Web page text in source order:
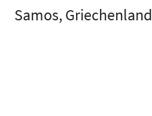
Samos, Griechenland